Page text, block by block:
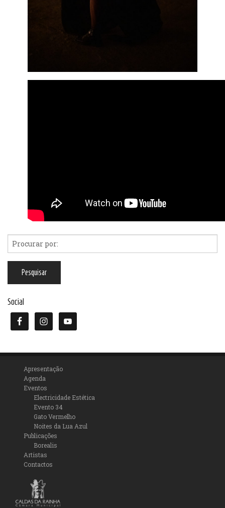
Social
Apresentação
Agenda
Eventos
Electricidade Estética
Evento 34
Gato Vermelho
Noites da Lua Azul
Publicações
Borealis
Artistas
Contactos